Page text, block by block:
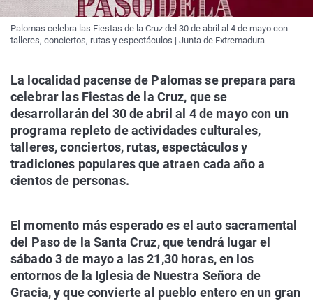
Palomas celebra las Fiestas de la Cruz del 30 de abril al 4 de mayo con
talleres, conciertos, rutas y espectáculos | Junta de Extremadura
La localidad pacense de Palomas se prepara para
celebrar las Fiestas de la Cruz, que se
desarrollarán del 30 de abril al 4 de mayo con un
programa repleto de actividades culturales,
talleres, conciertos, rutas, espectáculos y
tradiciones populares que atraen cada año a
cientos de personas.
El momento más esperado es el auto sacramental
del Paso de la Santa Cruz, que tendrá lugar el
sábado 3 de mayo a las 21,30 horas, en los
entornos de la Iglesia de Nuestra Señora de
Gracia, y que convierte al pueblo entero en un gran